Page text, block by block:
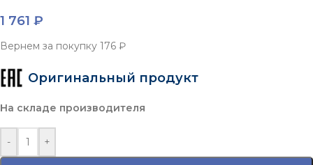
1 761 ₽
Вернем за покупку 176 ₽
Оригинальный продукт
На складе производителя
- +